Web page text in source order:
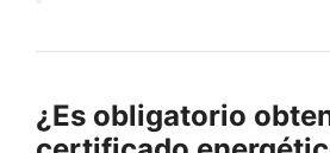
¿Es obligatorio